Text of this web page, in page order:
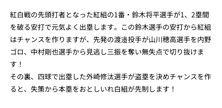
紅白戦の先頭打者となった紅組の1番・鈴木将平選手が1、2塁間
を破る安打で元気よく出塁します。この鈴木選手の安打から紅組
はチャンスを作りますが、先発の渡邉投手が山川穂高選手を内野
ゴロ、中村剛也選手から見逃し三振を奪い無失点で切り抜けま
す！
その裏、四球で出塁した外崎修汰選手が盗塁を決めチャンスを作
ると、失策から本塁をおとしいれ白組が先制します！